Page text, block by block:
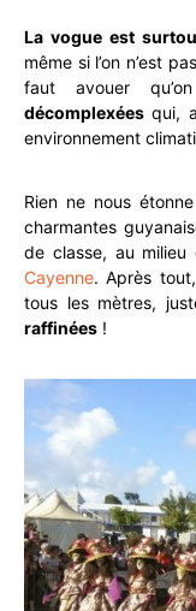
La vogue est
même si l’on n’est
faut avouer
décomplexées qui,
environnement
Rien ne nous
charmantes
de classe, au milieu
Cayenne. Après
tous les mètres,
raffinées !